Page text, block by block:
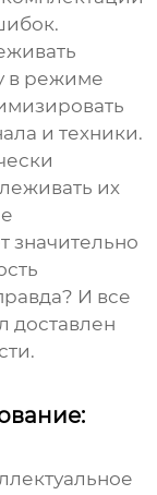
в режиме
и техники.
их
значительно
И все
доставлен